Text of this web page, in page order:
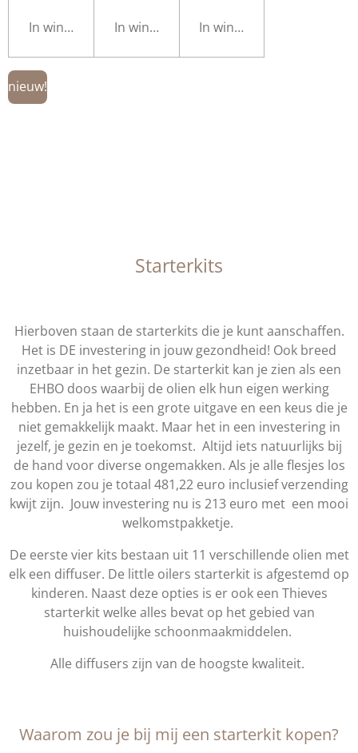
In winkelwagenIn winkelwagenIn winkelwagen
nieuw!
Starterkits
Hierboven staan de starterkits die je kunt aanschaffen.
Het is DE investering in jouw gezondheid! Ook breed
inzetbaar in het gezin. De starterkit kan je zien als een
EHBO doos waarbij de olien elk hun eigen werking
hebben. En ja het is een grote uitgave en een keus die je
niet gemakkelijk maakt. Maar het in een investering in
jezelf, je gezin en je toekomst. Altijd iets natuurlijks bij
de hand voor diverse ongemakken. Als je alle flesjes los
zou kopen zou je totaal 481,22 euro inclusief verzending
kwijt zijn. Jouw investering nu is 213 euro met een mooi
welkomstpakketje.
De eerste vier kits bestaan uit 11 verschillende olien met
elk een diffuser. De little oilers starterkit is afgestemd op
kinderen. Naast deze opties is er ook een Thieves
starterkit welke alles bevat op het gebied van
huishoudelijke schoonmaakmiddelen.
Alle diffusers zijn van de hoogste kwaliteit.
Waarom zou je bij mij een starterkit kopen?